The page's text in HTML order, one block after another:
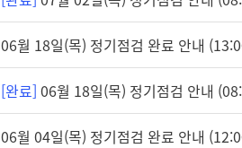
06월 18일(목) 정기점검 완료 안내
[완료] 06월 18일(목) 정기점검 안내
06월 04일(목) 정기점검 완료 안내